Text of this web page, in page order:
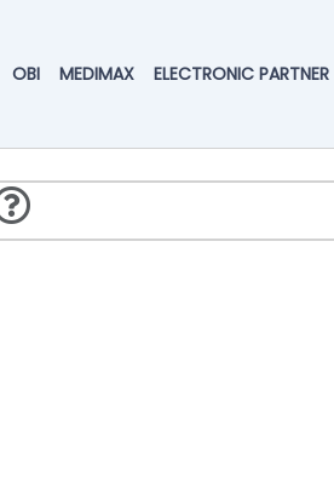
OBI MEDIMAX ELECTRONIC PARTNER